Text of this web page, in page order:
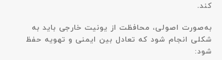
کند.
به‌صورت اصولی، محافظت از یونیت خارجی باید به
شکلی انجام شود که تعادل بین ایمنی و تهویه حفظ
شود: